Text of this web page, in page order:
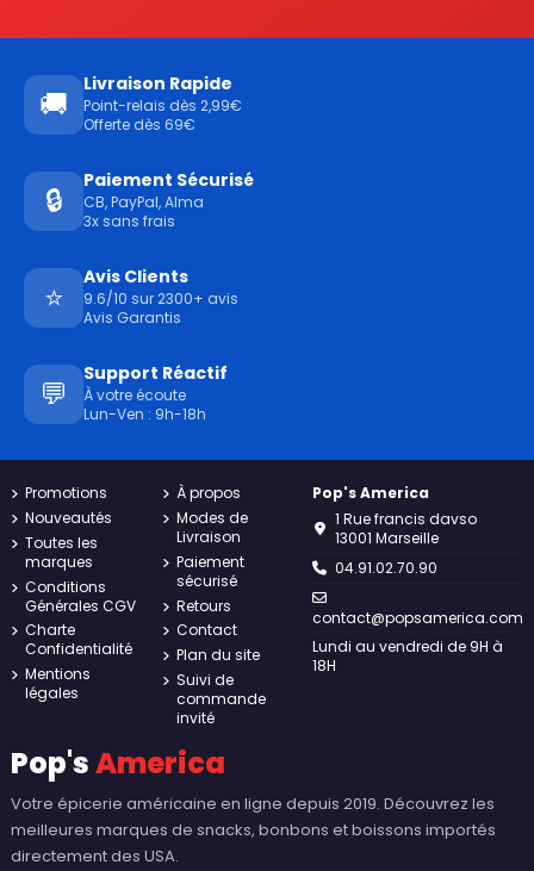
🚚
Livraison Rapide
Point-relais dès 2,99€
Offerte dès 69€
🔒
Paiement Sécurisé
CB, PayPal, Alma
3x sans frais
⭐
Avis Clients
9.6/10 sur 2300+ avis
Avis Garantis
💬
Support Réactif
À votre écoute
Lun-Ven : 9h-18h
Promotions
Nouveautés
Toutes les
marques
Conditions
Générales CGV
Charte
Confidentialité
Mentions
légales
À propos
Modes de
Livraison
Paiement
sécurisé
Retours
Contact
Plan du site
Suivi de
commande
invité
Pop's America
1 Rue francis davso
13001 Marseille
04.91.02.70.90
contact@popsamerica.com
Lundi au vendredi de 9H à
18H
Pop'sAmerica
Votre épicerie américaine en ligne depuis 2019. Découvrez les
meilleures marques de snacks, bonbons et boissons importés
directement des USA.